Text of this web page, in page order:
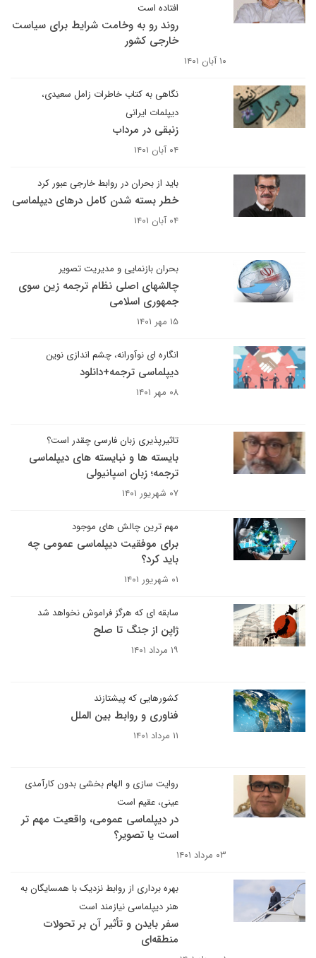
افتاده است
روند رو به وخامت شرایط برای سیاست
خارجی کشور
۱۰ آبان ۱۴۰۱
نگاهی به کتاب خاطرات زامل سعیدی،
دیپلمات ایرانی
زنبقی در مرداب
۰۴ آبان ۱۴۰۱
باید از بحران در روابط خارجی عبور کرد
خطر بسته شدن کامل درهای دیپلماسی
۰۴ آبان ۱۴۰۱
بحران بازنمایی و مدیریت تصویر
چالش‎های اصلی نظام ترجمه زین سوی
جمهوری اسلامی
۱۵ مهر ۱۴۰۱
انگاره ای نوآورانه، چشم اندازی نوین
دیپلماسی ترجمه+دانلود
۰۸ مهر ۱۴۰۱
تاثیرپذیری زبان فارسی چقدر است؟
بایسته ها و نبایسته های دیپلماسی
ترجمه؛ زبان اسپانیولی
۰۷ شهریور ۱۴۰۱
مهم ترین چالش های موجود
برای موفقیت دیپلماسی عمومی چه
باید کرد؟
۰۱ شهریور ۱۴۰۱
سابقه ای که هرگز فراموش نخواهد شد
ژاپن از جنگ تا صلح
۱۹ مرداد ۱۴۰۱
کشورهایی که پیشتازند
فناوری و روابط بین الملل
۱۱ مرداد ۱۴۰۱
روایت سازی و الهام بخشی بدون کارآمدی
عینی، عقیم است
در دیپلماسی عمومی، واقعیت مهم تر
است یا تصویر؟
۰۳ مرداد ۱۴۰۱
بهره برداری از روابط نزدیک با همسایگان به
هنر دیپلماسی نیازمند است
سفر بایدن و تأثیر آن بر تحولات
منطقه‌ای